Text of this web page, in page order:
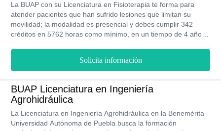
La BUAP con su Licenciatura en Fisioterapia te forma para
atender pacientes que han sufrido lesiones que limitan su
movilidad; la modalidad es presencial y debes cumplir 342
créditos en 5762 horas como mínimo, en un tiempo de 4 años.
$9,000 MXN si trabajas en el sector público y más de $30,000
MXN en el sector privado.
Solicita información
BUAP Licenciatura en Ingeniería
Agrohidráulica
La Licenciatura en Ingeniería Agrohidráulica en la Benemérita
Universidad Autónoma de Puebla busca la formación